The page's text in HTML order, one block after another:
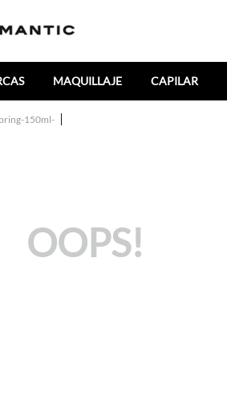
MAQUILLAJE CAPILAR
150ml-
OOPS!